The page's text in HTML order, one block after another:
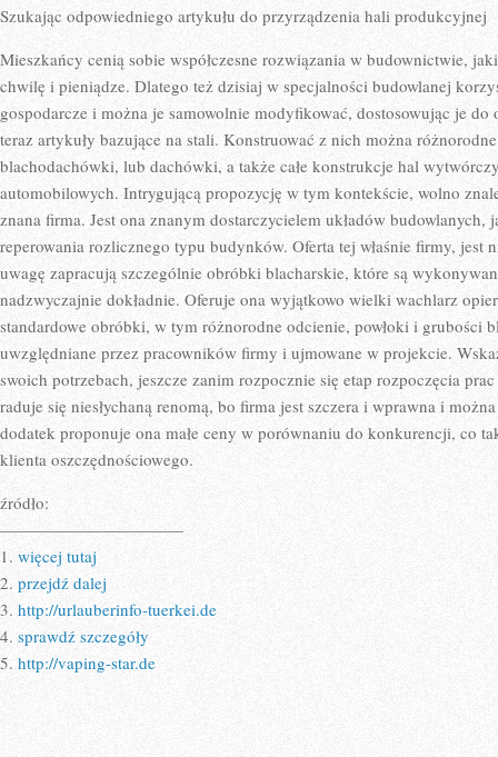
ARTYKUŁU
HALI
Szukając odpowiedniego artykułu do przyrządzenia hali produkcyjnej
Mieszkańcy cenią sobie współczesne rozwiązania w budownictwie,
chwilę i pieniądze. Dlatego też dzisiaj w specjalności budowlanej
gospodarcze i można je samowolnie modyfikować, dostosowując je
teraz artykuły bazujące na stali. Konstruować z nich można
blachodachówki, lub dachówki, a także całe konstrukcje hal
automobilowych. Intrygującą propozycję w tym kontekście, wolno
znana firma. Jest ona znanym dostarczycielem układów
reperowania rozlicznego typu budynków. Oferta tej właśnie firmy, jest
uwagę zapracują szczególnie obróbki blacharskie, które są
nadzwyczajnie dokładnie. Oferuje ona wyjątkowo wielki wachlarz
standardowe obróbki, w tym różnorodne odcienie, powłoki i grubości
uwzględniane przez pracowników firmy i ujmowane w projekcie.
swoich potrzebach, jeszcze zanim rozpocznie się etap rozpoczęcia
raduje się niesłychaną renomą, bo firma jest szczera i wprawna i
dodatek proponuje ona małe ceny w porównaniu do konkurencji, co
klienta oszczędnościowego.
źródło:
———————————
1. więcej tutaj
2. przejdź dalej
3. http://urlauberinfo-tuerkei.de
4. sprawdź szczegóły
5. http://vaping-star.de